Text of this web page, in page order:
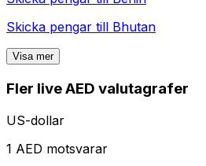
Skicka pengar till Bhutan
Visa mer
Fler live AED valutagrafer
US-dollar
1 AED motsvarar